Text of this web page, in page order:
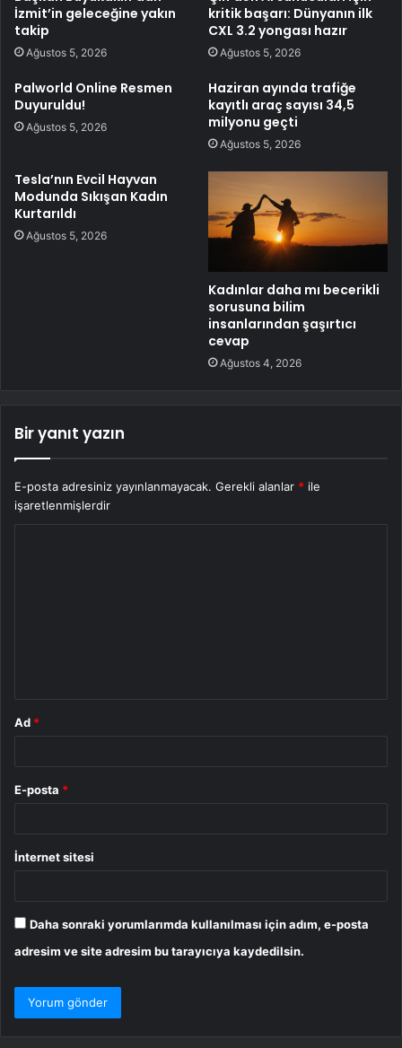
İzmit’in geleceğine yakın
takip
Ağustos 5, 2026
kritik başarı: Dünyanın ilk
CXL 3.2 yongası hazır
Ağustos 5, 2026
Palworld Online Resmen
Duyuruldu!
Ağustos 5, 2026
Haziran ayında trafiğe
kayıtlı araç sayısı 34,5
milyonu geçti
Ağustos 5, 2026
Tesla’nın Evcil Hayvan
Modunda Sıkışan Kadın
Kurtarıldı
Ağustos 5, 2026
Kadınlar daha mı becerikli
sorusuna bilim
insanlarından şaşırtıcı
cevap
Ağustos 4, 2026
Bir yanıt yazın
E-posta adresiniz yayınlanmayacak. Gerekli alanlar * ile
işaretlenmişlerdir
Ad *
E-posta *
İnternet sitesi
Daha sonraki yorumlarımda kullanılması için adım, e-posta
adresim ve site adresim bu tarayıcıya kaydedilsin.